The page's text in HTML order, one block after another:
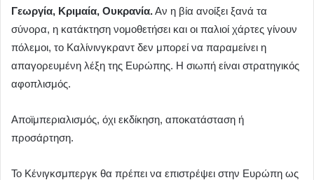
Γεωργία, Κριμαία, Ουκρανία.Αν η βία ανοίξει ξανά τα
σύνορα, η κατάκτηση νομοθετήσει και οι παλιοί χάρτες γίνουν
πόλεμοι, το Καλίνινγκραντ δεν μπορεί να παραμείνει η
απαγορευμένη λέξη της Ευρώπης. Η σιωπή είναι στρατηγικός
αφοπλισμός.
Αποϊμπεριαλισμός, όχι εκδίκηση, αποκατάσταση ή
προσάρτηση.
Το Κένιγκσμπεργκ θα πρέπει να επιστρέψει στην Ευρώπη ως